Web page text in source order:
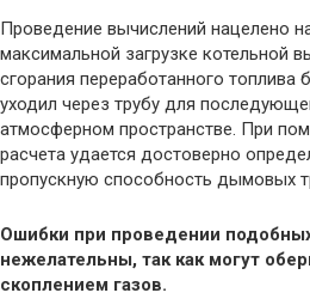
Проведение вычислений нацелено
максимальной загрузке котельной
сгорания переработанного топлива
уходил через трубу для
атмосферном пространстве. При
расчета удается достоверно
пропускную способность дымовых
Ошибки при проведении
нежелательны, так как могут
скоплением газов.